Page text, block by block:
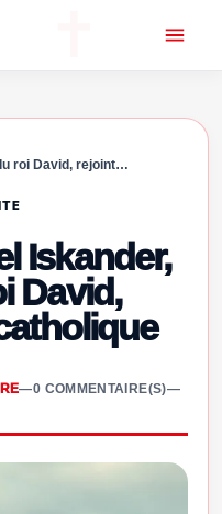
roi David, rejoint…
Iskander,
David,
—0 COMMENTAIRE(S)—